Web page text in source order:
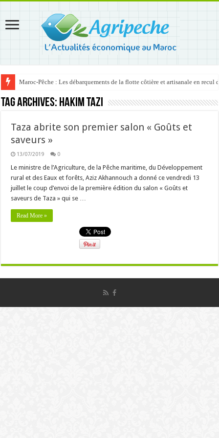
Maroc-Pêche : Les débarquements de la flotte côtière et artisanale en recul
Tag Archives: Hakim Tazi
Taza abrite son premier salon « Goûts et
saveurs »
13/07/2019 0
Le ministre de l’Agriculture, de la Pêche maritime, du Développement
rural et des Eaux et forêts, Aziz Akhannouch a donné ce vendredi 13
juillet le coup d’envoi de la première édition du salon « Goûts et
saveurs de Taza » qui se …
Read More »